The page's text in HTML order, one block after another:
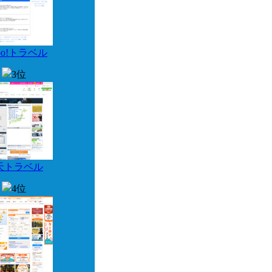
トラベル
トラベル